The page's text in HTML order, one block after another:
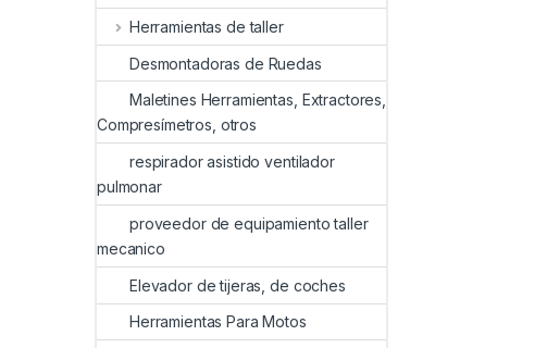
Herramientas de taller
Desmontadoras de Ruedas
Maletines Herramientas, Extractores,
Compresímetros, otros
respirador asistido ventilador
pulmonar
proveedor de equipamiento taller
mecanico
Elevador de tijeras, de coches
Herramientas Para Motos